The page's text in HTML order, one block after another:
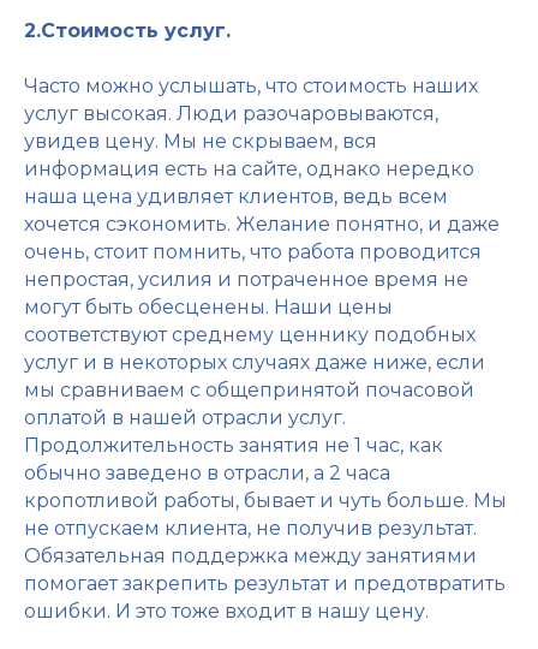
2.Стоимость услуг.
Часто можно услышать, что стоимость наших
услуг высокая. Люди разочаровываются,
увидев цену. Мы не скрываем, вся
информация есть на сайте, однако нередко
наша цена удивляет клиентов, ведь всем
хочется сэкономить. Желание понятно, и даже
очень, стоит помнить, что работа проводится
непростая, усилия и потраченное время не
могут быть обесценены. Наши цены
соответствуют среднему ценнику подобных
услуг и в некоторых случаях даже ниже, если
мы сравниваем с общепринятой почасовой
оплатой в нашей отрасли услуг.
Продолжительность занятия не 1 час, как
обычно заведено в отрасли, а 2 часа
кропотливой работы, бывает и чуть больше. Мы
не отпускаем клиента, не получив результат.
Обязательная поддержка между занятиями
помогает закрепить результат и предотвратить
ошибки. И это тоже входит в нашу цену.